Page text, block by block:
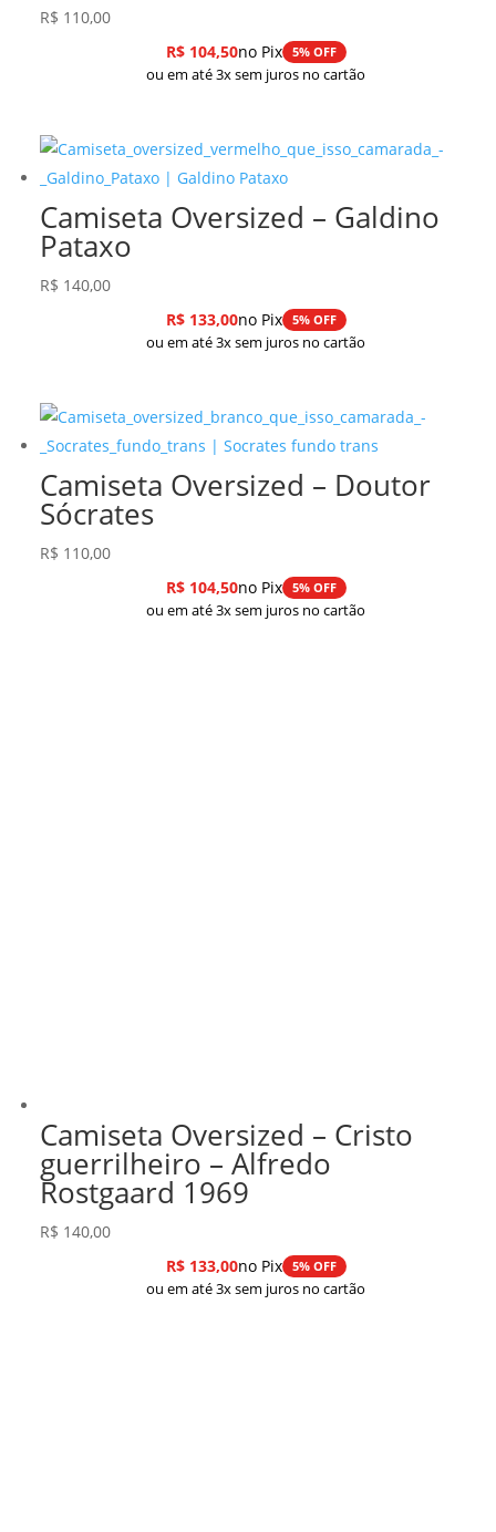
R$ 110,00
R$104,50no Pix 5% OFF
ou em até 3x sem juros no cartão
Camiseta Oversized – Galdino
Pataxo
R$ 140,00
R$133,00no Pix 5% OFF
ou em até 3x sem juros no cartão
Camiseta Oversized – Doutor
Sócrates
R$ 110,00
R$104,50no Pix 5% OFF
ou em até 3x sem juros no cartão
Camiseta Oversized – Cristo
guerrilheiro – Alfredo
Rostgaard 1969
R$ 140,00
R$133,00no Pix 5% OFF
ou em até 3x sem juros no cartão